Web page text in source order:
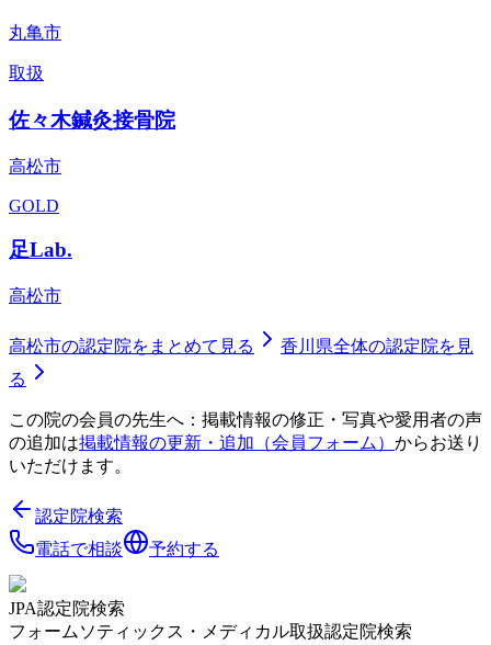
丸亀市
取扱
佐々木鍼灸接骨院
高松市
GOLD
足Lab.
高松市
高松市の認定院をまとめて見る 香川県全体の認定院を見
る
この院の会員の先生へ：掲載情報の修正・写真や愛用者の声
の追加は掲載情報の更新・追加（会員フォーム） からお送り
いただけます。
認定院検索
電話で相談
予約する
JPA認定院検索
フォームソティックス・メディカル取扱認定院検索